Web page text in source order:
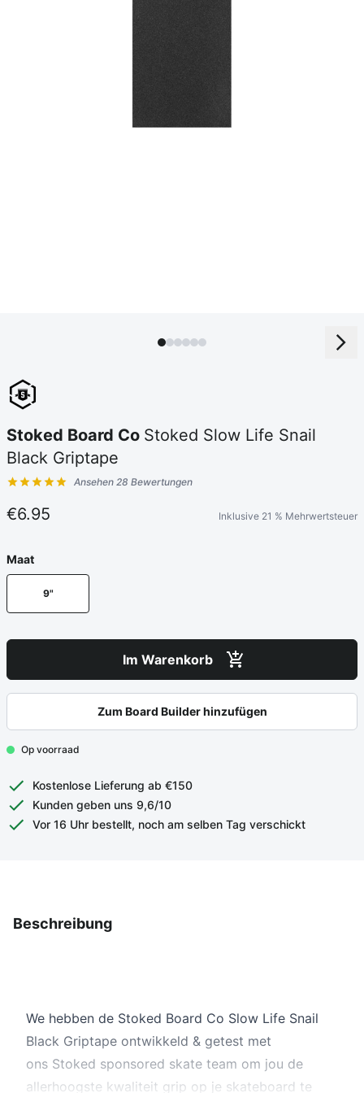
Stoked Board Co Stoked Slow Life Snail
Black Griptape
Kundenbewertungen
Ansehen 28 Bewertungen
€6.95 Inklusive 21 % Mehrwertsteuer
Maat
9"
Im Warenkorb
Zum Board Builder hinzufügen
Op voorraad
Kostenlose Lieferung ab €150
Kunden geben uns 9,6/10
Vor 16 Uhr bestellt, noch am selben Tag verschickt
Beschreibung
We hebben de Stoked Board Co Slow Life Snail
Black Griptape ontwikkeld & getest met
ons Stoked sponsored skate team om jou de
allerhoogste kwaliteit grip op je skateboard te